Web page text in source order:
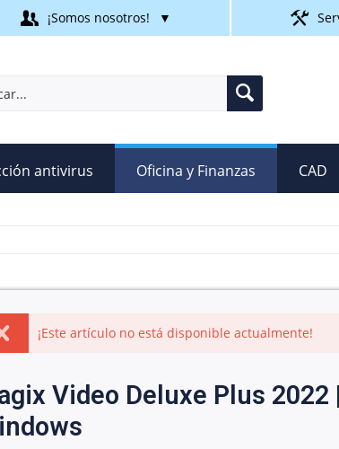
¡Somos nosotros! ▼
antivirus Oficina y Finanzas CAD
¡Este artículo no está disponible actualmente!
Video Deluxe Plus 2022